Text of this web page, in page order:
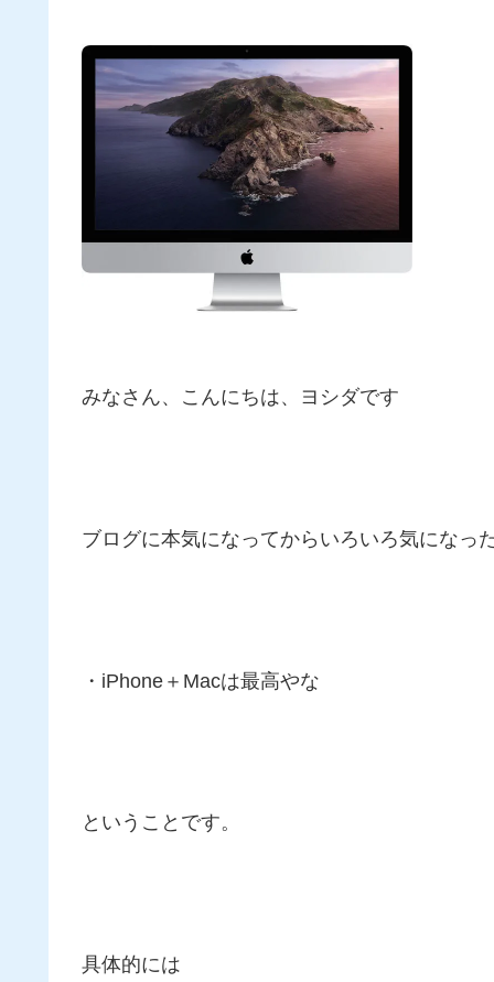
みなさん、こんにちは、ヨシダです
ブログに本気になってからいろいろ気になっ
・iPhone＋Macは最高やな
ということです。
具体的には